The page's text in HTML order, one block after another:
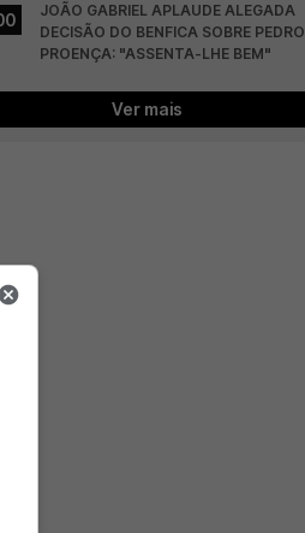
JOÃO GABRIEL APLAUDE ALEGADA
DECISÃO DO BENFICA SOBRE PEDRO
PROENÇA: "ASSENTA-LHE BEM"
Ver mais